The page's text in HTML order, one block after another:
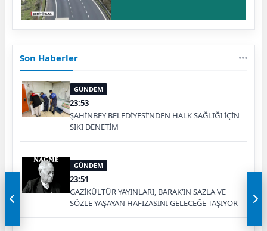
Son Haberler
GÜNDEM
23:53
ŞAHİNBEY BELEDİYESİ’NDEN HALK SAĞLIĞI İÇİN
SIKI DENETİM
GÜNDEM
23:51
GAZİKÜLTÜR YAYINLARI, BARAK’IN SAZLA VE
SÖZLE YAŞAYAN HAFIZASINI GELECEĞE TAŞIYOR